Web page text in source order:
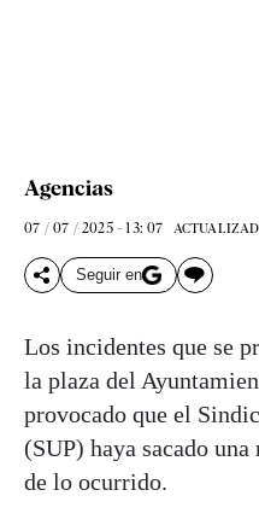
Agencias
07 / 07 / 2025 - 13: 07
Seguir en
Los incidentes que se
la plaza del
provocado que el
(SUP) haya sacado
de lo ocurrido.